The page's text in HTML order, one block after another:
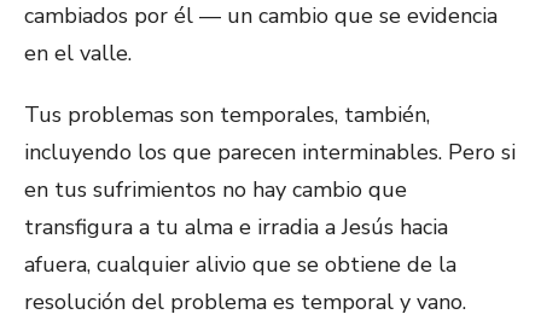
cambiados por él — un cambio que se evidencia
en el valle.
Tus problemas son temporales, también,
incluyendo los que parecen interminables. Pero si
en tus sufrimientos no hay cambio que
transfigura a tu alma e irradia a Jesús hacia
afuera, cualquier alivio que se obtiene de la
resolución del problema es temporal y vano.